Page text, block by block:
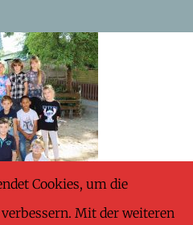
Cookies, um die
Mit der weiteren